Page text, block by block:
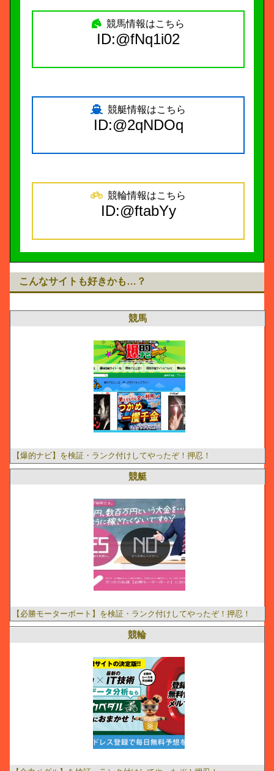
競馬情報はこちら
ID:@fNq1i02
競艇情報はこちら
ID:@2qNDOq
競輪情報はこちら
ID:@ftabYy
こんなサイトも好きかも…？
競馬
【爆的ナビ】を検証・ランク付けしてやったぞ！押忍！
競艇
【必勝モーターボート】を検証・ランク付けしてやったぞ！押忍！
競輪